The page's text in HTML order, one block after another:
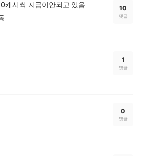
캐시씩 지급이안되고 있음 10
댓글
1
댓글
0
댓글